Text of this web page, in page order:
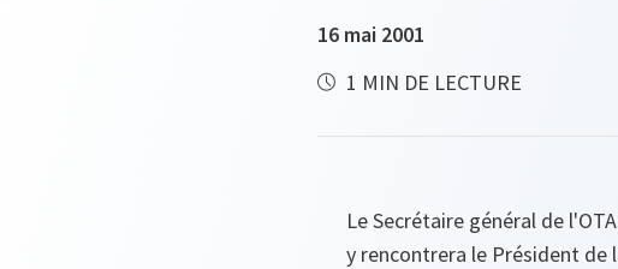
16 mai 2001
1 MIN DE LECTURE
Le Secrétaire général de
y rencontrera le Président de